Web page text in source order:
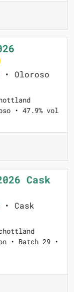
• Oloroso
• 47.9% vol
Cask
• Cask
• Batch 29 •